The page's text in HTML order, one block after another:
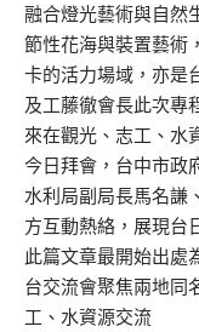
融合燈光藝術與自然
節性花海與裝置藝術
卡的活力場域，亦是
及工藤徹會長此次專
來在觀光、志工、水
今日拜會，台中市政
水利局副局長馬名謙
方互動熱絡，展現台
此篇文章最開始出處
台交流會聚焦兩地
工、水資源交流